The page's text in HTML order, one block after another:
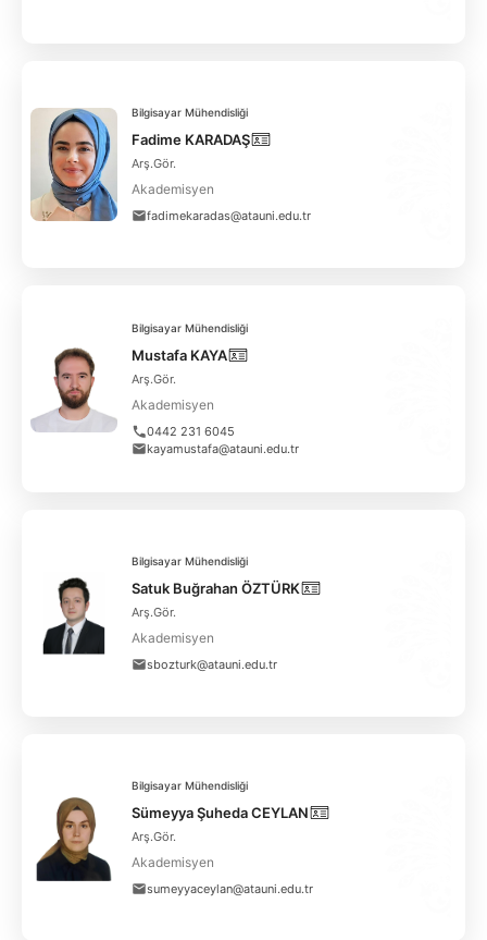
Bilgisayar Mühendisliği
Fadime KARADAŞ
Arş.Gör.
Akademisyen
fadimekaradas@atauni.edu.tr
Bilgisayar Mühendisliği
Mustafa KAYA
Arş.Gör.
Akademisyen
0442 231 6045
kayamustafa@atauni.edu.tr
Bilgisayar Mühendisliği
Satuk Buğrahan ÖZTÜRK
Arş.Gör.
Akademisyen
sbozturk@atauni.edu.tr
Bilgisayar Mühendisliği
Sümeyya Şuheda CEYLAN
Arş.Gör.
Akademisyen
sumeyyaceylan@atauni.edu.tr